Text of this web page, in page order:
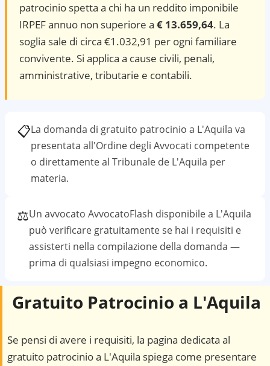
patrocinio spetta a chi ha un reddito imponibile
IRPEF annuo non superiore a € 13.659,64. La
soglia sale di circa €1.032,91 per ogni familiare
convivente. Si applica a cause civili, penali,
amministrative, tributarie e contabili.
📋La domanda di gratuito patrocinio a L'Aquila va
presentata all'Ordine degli Avvocati competente
o direttamente al Tribunale de L'Aquila per
materia.
⚖️Un avvocato AvvocatoFlash disponibile a L'Aquila
può verificare gratuitamente se hai i requisiti e
assisterti nella compilazione della domanda —
prima di qualsiasi impegno economico.
Gratuito Patrocinio a L'Aquila
Se pensi di avere i requisiti, la pagina dedicata al
gratuito patrocinio a L'Aquila spiega come presentare